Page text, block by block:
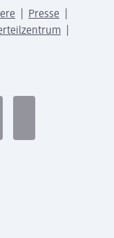
Presse